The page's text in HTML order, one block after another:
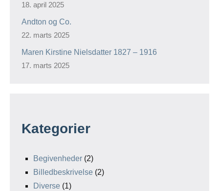
18. april 2025
Andton og Co.
22. marts 2025
Maren Kirstine Nielsdatter 1827 – 1916
17. marts 2025
Kategorier
Begivenheder (2)
Billedbeskrivelse (2)
Diverse (1)